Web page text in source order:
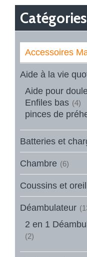
Catégories
Accessoires
Aide à la vie
Aide pour
Enfiles bas (4)
pinces de
Batteries et
Chambre (6)
Coussins et
Déambulateur
2 en 1
(2)